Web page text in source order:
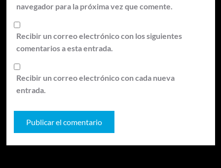
navegador para la próxima vez que comente.
Recibir un correo electrónico con los siguientes
comentarios a esta entrada.
Recibir un correo electrónico con cada nueva
entrada.